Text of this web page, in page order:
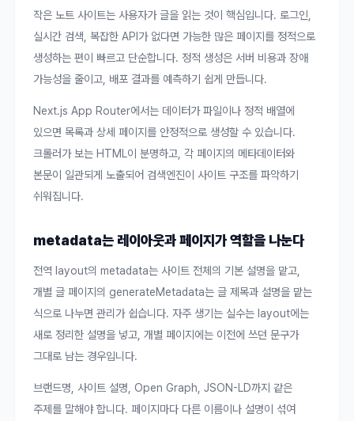
작은 노트 사이트는 사용자가 글을 읽는 것이 핵심입니다. 로그인,
실시간 검색, 복잡한 API가 없다면 가능한 많은 페이지를 정적으로
생성하는 편이 빠르고 단순합니다. 정적 생성은 서버 비용과 장애
가능성을 줄이고, 배포 결과를 예측하기 쉽게 만듭니다.
Next.js App Router에서는 데이터가 파일이나 정적 배열에
있으면 목록과 상세 페이지를 안정적으로 생성할 수 있습니다.
크롤러가 보는 HTML이 분명하고, 각 페이지의 메타데이터와
본문이 일관되게 노출되어 검색엔진이 사이트 구조를 파악하기
쉬워집니다.
metadata는 레이아웃과 페이지가 역할을 나눈다
전역 layout의 metadata는 사이트 전체의 기본 설명을 맡고,
개별 글 페이지의 generateMetadata는 글 제목과 설명을 맡는
식으로 나누면 관리가 쉽습니다. 자주 생기는 실수는 layout에는
새로 정리한 설명을 넣고, 개별 페이지에는 이전에 쓰던 문구가
그대로 남는 경우입니다.
브랜드명, 사이트 설명, Open Graph, JSON-LD까지 같은
주제를 말해야 합니다. 페이지마다 다른 이름이나 설명이 섞여